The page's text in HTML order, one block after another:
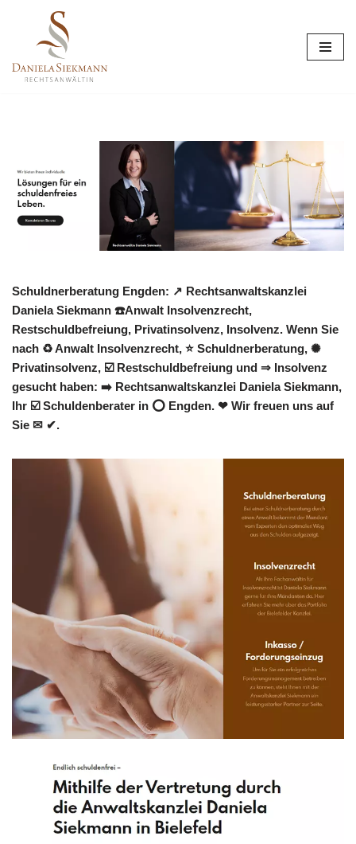
Inhalt
springen
Schuldnerberatung Engden: ↗️ Rechtsanwaltskanzlei
Daniela Siekmann ☎️Anwalt Insolvenzrecht,
Restschuldbefreiung, Privatinsolvenz, Insolvenz. Wenn Sie
nach ♻ Anwalt Insolvenzrecht, ⭐ Schuldnerberatung, ✺
Privatinsolvenz, ☑️ Restschuldbefreiung und ⇒ Insolvenz
gesucht haben: ➡️ Rechtsanwaltskanzlei Daniela Siekmann,
Ihr ☑️ Schuldenberater in ⭕ Engden. ❤ Wir freuen uns auf
Sie ✉ ✔.